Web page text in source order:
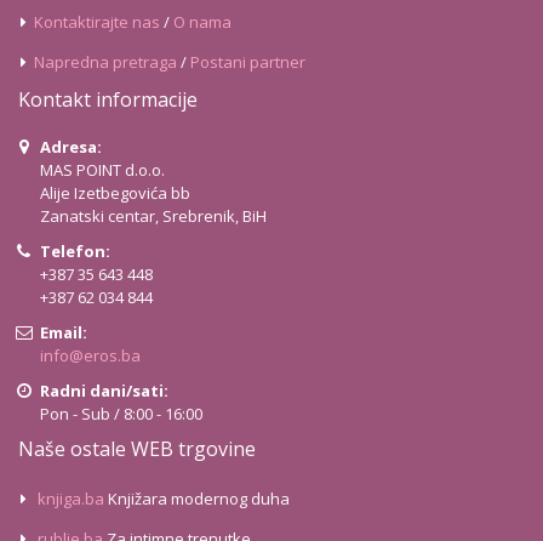
Kontaktirajte nas / O nama
Napredna pretraga / Postani partner
Kontakt informacije
Adresa:
MAS POINT d.o.o.
Alije Izetbegovića bb
Zanatski centar, Srebrenik, BiH
Telefon:
+387 35 643 448
+387 62 034 844
Email:
info@eros.ba
Radni dani/sati:
Pon - Sub / 8:00 - 16:00
Naše ostale WEB trgovine
knjiga.ba Knjižara modernog duha